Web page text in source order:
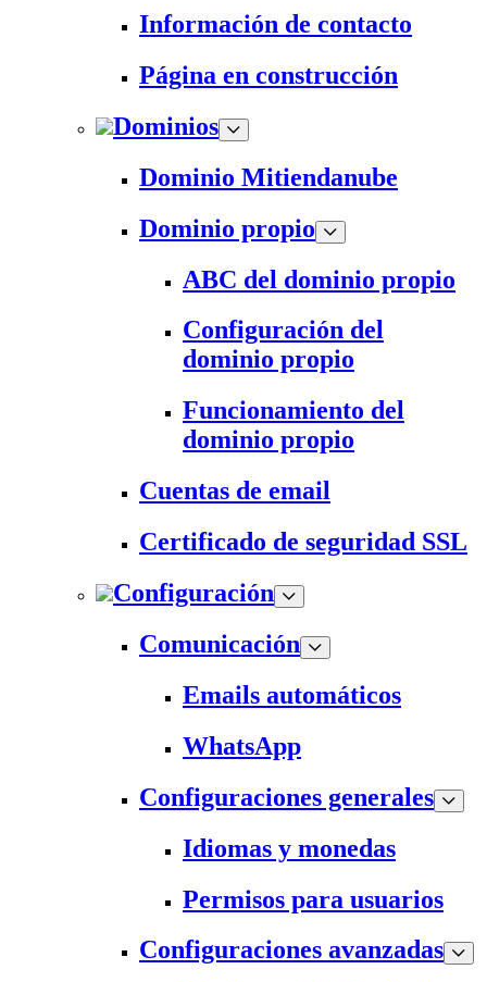
Información de contacto
Página en construcción
Dominios
Dominio Mitiendanube
Dominio propio
ABC del dominio propio
Configuración del
dominio propio
Funcionamiento del
dominio propio
Cuentas de email
Certificado de seguridad SSL
Configuración
Comunicación
Emails automáticos
WhatsApp
Configuraciones generales
Idiomas y monedas
Permisos para usuarios
Configuraciones avanzadas